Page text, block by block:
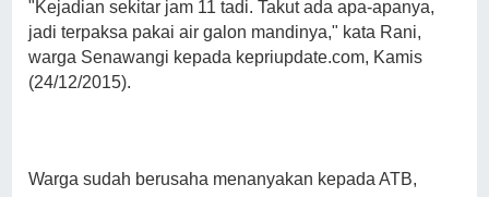
"Kejadian sekitar jam 11 tadi. Takut ada apa-apanya,
jadi terpaksa pakai air galon mandinya," kata Rani,
warga Senawangi kepada kepriupdate.com, Kamis
(24/12/2015).
Warga sudah berusaha menanyakan kepada ATB,